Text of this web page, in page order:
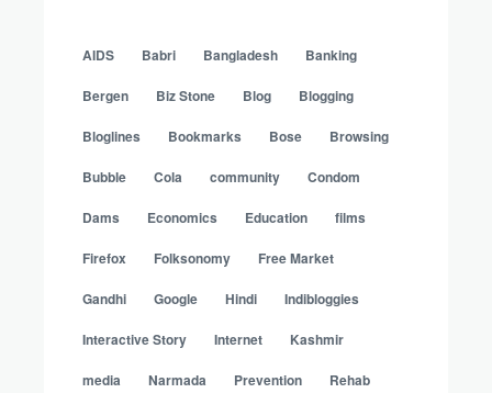
AIDS Babri Bangladesh Banking
Bergen Biz Stone Blog Blogging
Bloglines Bookmarks Bose Browsing
Bubble Cola community Condom
Dams Economics Education films
Firefox Folksonomy Free Market
Gandhi Google Hindi Indibloggies
Interactive Story Internet Kashmir
media Narmada Prevention Rehab